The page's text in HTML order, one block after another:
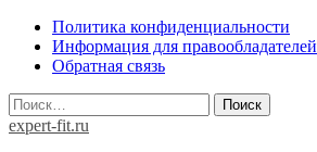
Skip
content
Политика конфиденциальности
Информация для правообладателей
Обратная связь
Найти:
expert-fit.ru